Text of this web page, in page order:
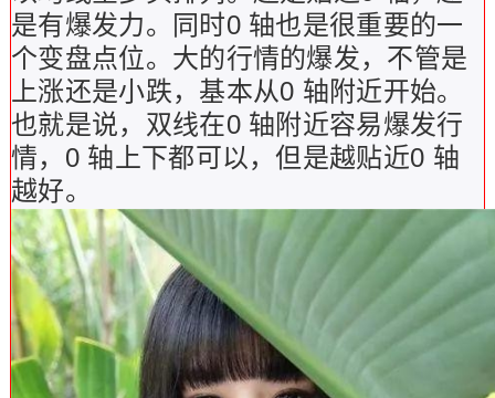
是有爆发力。同时0 轴也是很重要的一
个变盘点位。大的行情的爆发，不管是
上涨还是小跌，基本从0 轴附近开始。
也就是说，双线在0 轴附近容易爆发行
情，0 轴上下都可以，但是越贴近0 轴
越好。